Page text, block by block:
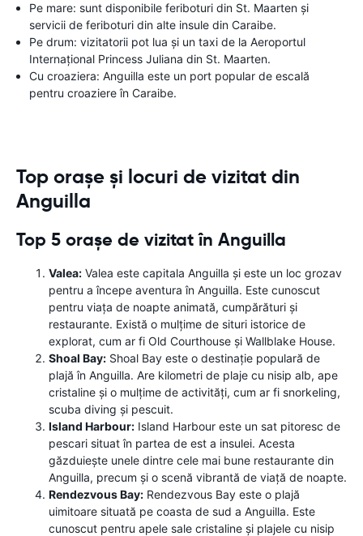
Pe mare: sunt disponibile feriboturi din St. Maarten și
servicii de feriboturi din alte insule din Caraibe.
Pe drum: vizitatorii pot lua și un taxi de la Aeroportul
Internațional Princess Juliana din St. Maarten.
Cu croaziera: Anguilla este un port popular de escală
pentru croaziere în Caraibe.
Top orașe și locuri de vizitat din
Anguilla
Top 5 orașe de vizitat în Anguilla
Valea: Valea este capitala Anguilla și este un loc grozav
pentru a începe aventura în Anguilla. Este cunoscut
pentru viața de noapte animată, cumpărături și
restaurante. Există o mulțime de situri istorice de
explorat, cum ar fi Old Courthouse și Wallblake House.
Shoal Bay: Shoal Bay este o destinație populară de
plajă în Anguilla. Are kilometri de plaje cu nisip alb, ape
cristaline și o mulțime de activități, cum ar fi snorkeling,
scuba diving și pescuit.
Island Harbour: Island Harbour este un sat pitoresc de
pescari situat în partea de est a insulei. Acesta
găzduiește unele dintre cele mai bune restaurante din
Anguilla, precum și o scenă vibrantă de viață de noapte.
Rendezvous Bay: Rendezvous Bay este o plajă
uimitoare situată pe coasta de sud a Anguilla. Este
cunoscut pentru apele sale cristaline și plajele cu nisip